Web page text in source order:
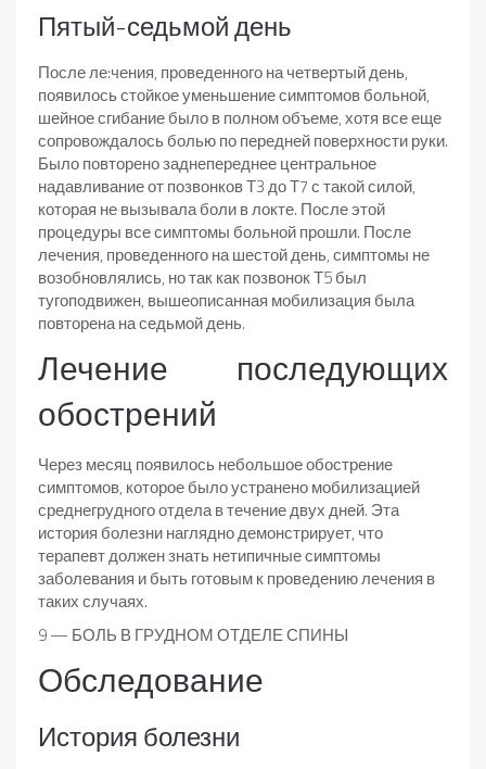
Пятый-седьмой день
После ле:чения, проведенного на четвертый день,
появилось стойкое уменьшение симптомов больной,
шейное сгибание было в полном объеме, хотя все еще
сопровождалось болью по передней поверхности руки.
Было повторено заднепереднее центральное
надавливание от позвонков Т3 до Т7 с такой силой,
которая не вызывала боли в локте. После этой
процедуры все симптомы больной прошли. После
лечения, проведенного на шестой день, симптомы не
возобновлялись, но так как позвонок Т5 был
тугоподвижен, вышеописанная мобилизация была
повторена на седьмой день.
Лечение последующих
обострений
Через месяц появилось небольшое обострение
симптомов, которое было устранено мобилизацией
среднегрудного отдела в течение двух дней. Эта
история болезни наглядно демонстрирует, что
терапевт должен знать нетипичные симптомы
заболевания и быть готовым к проведению лечения в
таких случаях.
9 — БОЛЬ В ГРУДНОМ ОТДЕЛЕ СПИНЫ
Обследование
История болезни